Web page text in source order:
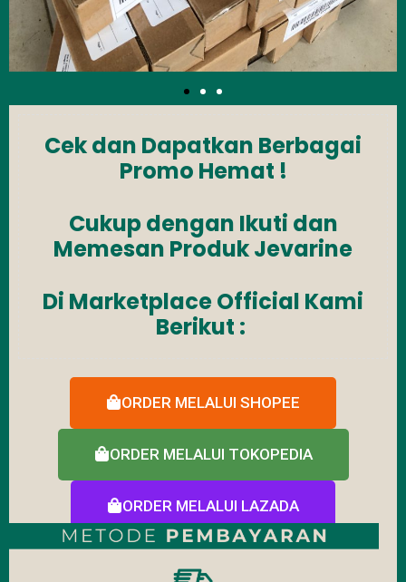
Cek dan Dapatkan Berbagai
Promo Hemat !
Cukup dengan Ikuti dan
Memesan Produk Jevarine
Di Marketplace Official Kami
Berikut :
ORDER MELALUI SHOPEE
ORDER MELALUI TOKOPEDIA
ORDER MELALUI LAZADA